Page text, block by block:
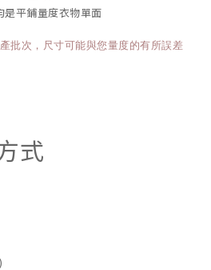
是平鋪量度衣物單面
批次，尺寸可能與您量度的有所誤差
式